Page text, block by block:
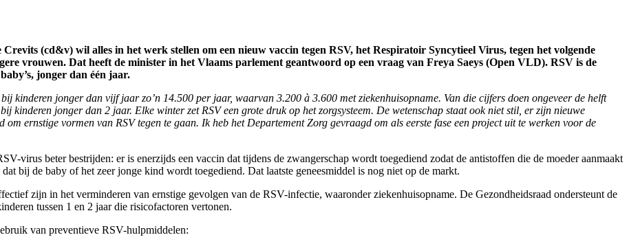
(cd&v) wil alles in het werk stellen om een nieuw vaccin tegen RSV, het Respiratoir Syncytieel Virus, tegen het volgende
vrouwen. Dat heeft de minister in het Vlaams parlement geantwoord op een vraag van Freya Saeys (Open VLD). RSV is de
jonger dan één jaar.
kinderen jonger dan vijf jaar zo’n 14.500 per jaar, waarvan 3.200 à 3.600 met ziekenhuisopname. Van die cijfers doen ongeveer de helft
kinderen jonger dan 2 jaar. Elke winter zet RSV een grote druk op het zorgsysteem. De wetenschap staat ook niet stil, er zijn nieuwe
ernstige vormen van RSV tegen te gaan. Ik heb het Departement Zorg gevraagd om als eerste fase een project uit te werken voor de
virus beter bestrijden: er is enerzijds een vaccin dat tijdens de zwangerschap wordt toegediend zodat de antistoffen die de moeder aanmaakt
bij de baby of het zeer jonge kind wordt toegediend. Dat laatste geneesmiddel is nog niet op de markt.
zijn in het verminderen van ernstige gevolgen van de RSV-infectie, waaronder ziekenhuisopname. De Gezondheidsraad ondersteunt de
tussen 1 en 2 jaar die risicofactoren vertonen.
van preventieve RSV-hulpmiddelen: